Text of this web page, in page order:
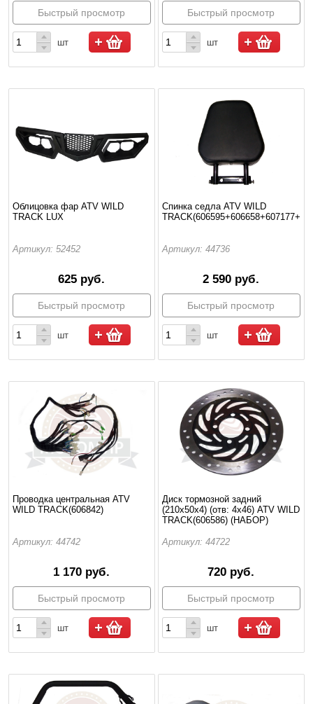
Быстрый просмотр
шт
Быстрый просмотр
шт
Облицовка фар ATV WILD
TRACK LUX
Артикул: 52452
625 руб.
Быстрый просмотр
шт
Спинка седла ATV WILD
Артикул: 44736
2 590 руб.
Быстрый просмотр
шт
Проводка центральная ATV
WILD TRACK(606842)
Артикул: 44742
1 170 руб.
Быстрый просмотр
шт
Диск тормозной задний
(210x50x4) (отв: 4х46) ATV WILD
TRACK(606586) (НАБОР)
Артикул: 44722
720 руб.
Быстрый просмотр
шт